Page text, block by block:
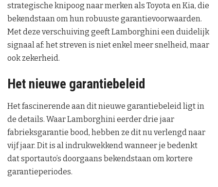
strategische knipoog naar merken als Toyota en Kia, die
bekendstaan om hun robuuste garantievoorwaarden.
Met deze verschuiving geeft Lamborghini een duidelijk
signaal af: het streven is niet enkel meer snelheid, maar
ook zekerheid.
Het nieuwe garantiebeleid
Het fascinerende aan dit nieuwe garantiebeleid ligt in
de details. Waar Lamborghini eerder drie jaar
fabrieksgarantie bood, hebben ze dit nu verlengd naar
vijf jaar. Dit is al indrukwekkend wanneer je bedenkt
dat sportauto’s doorgaans bekendstaan om kortere
garantieperiodes.